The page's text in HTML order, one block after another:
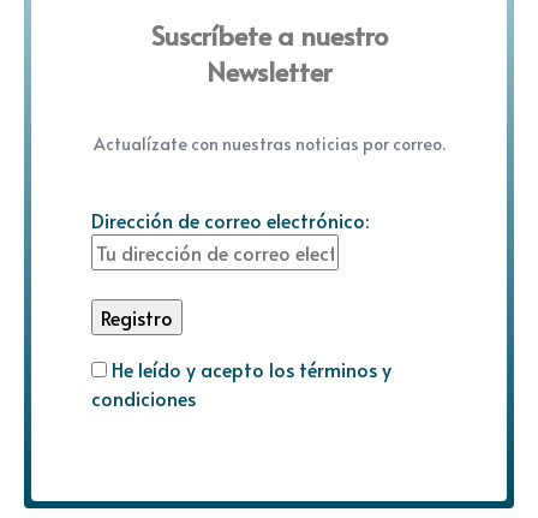
Suscríbete a nuestro
Newsletter
Actualízate con nuestras noticias por correo.
Dirección de correo electrónico:
He leído y acepto los términos y
condiciones